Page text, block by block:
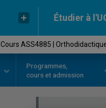
Étudier à
Cours ASS4885 |
Programmes,
cours et admission